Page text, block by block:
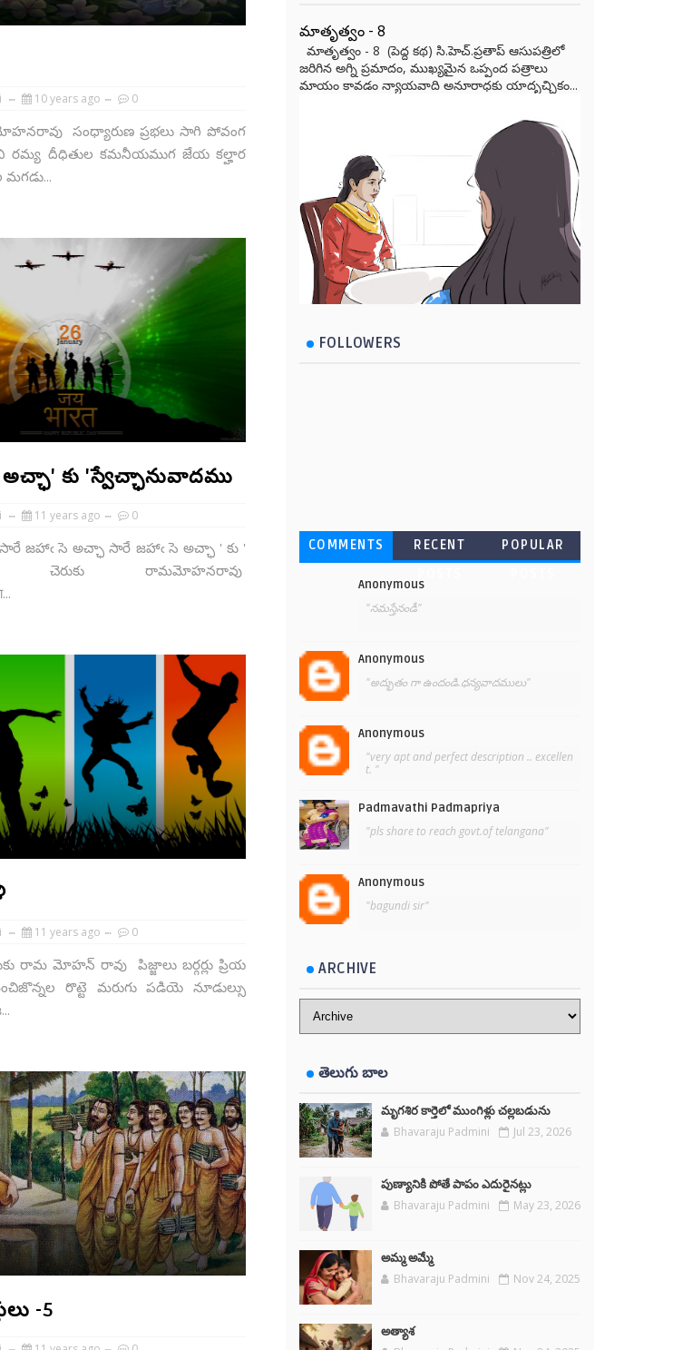
10 years ago 0
సంధ్యారుణ ప్రభలు సాగి పోవంగ
రమ్య దీధితుల కమనీయముగ జేయ కల్హార
మగడు...
కు 'స్వేచ్ఛానువాదము
11 years ago 0
జహాఁ సె అచ్ఛా సారే జహాఁ సె అచ్ఛా ' కు '
చెరుకు రామమోహనరావు
11 years ago 0
రామ మోహన్ రావు పిజ్జాలు బర్గర్లు ప్రియ
రొట్టె మరుగు పడియె నూడుల్సు
-5
మాతృత్వం - 8
మాతృత్వం - 8 (పెద్ద కథ) సి.హెచ్.ప్రతాప్ ఆసుపత్రిలో
జరిగిన అగ్ని ప్రమాదం, ముఖ్యమైన ఒప్పంద పత్రాలు
మాయం కావడం న్యాయవాది అనూరాధకు యాదృచ్ఛికం...
FOLLOWERS
COMMENTS
RECENT
POPULAR
Anonymous
"నమస్తేనండీ"
Anonymous
"అద్భుతం గా ఉందండి.ధన్యవాదములు"
Anonymous
"very apt and perfect description .. excellen
t. "
Padmavathi Padmapriya
"pls share to reach govt.of telangana"
Anonymous
"bagundi sir"
ARCHIVE
తెలుగు బాల
మృగశిర కార్తెలో ముంగిళ్లు చల్లబడును
Bhavaraju Padmini Jul 23, 2026
పుణ్యానికి పోతే పాపం ఎదురైనట్లు
Bhavaraju Padmini May 23, 2026
అమ్మ అమ్మే
Bhavaraju Padmini Nov 24, 2025
అత్యాశ